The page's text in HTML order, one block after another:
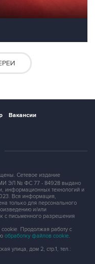
Вакансии
Сетевое издание
ЭЛ № ФС 77 - 84928 выдано
информационных технологий и
Вся информация,
только для персонального
и/или
с письменного разрешения
Продолжая работу с
обработку файлов cookie.
улица, дом 2, стр.1, тел.: